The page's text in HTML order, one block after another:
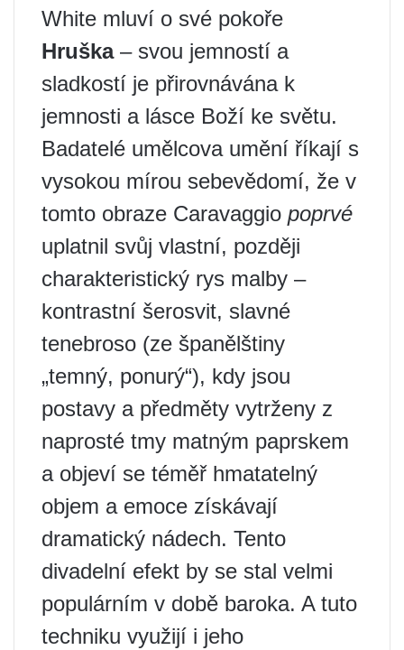
White mluví o své pokoře
Hruška– svou jemností a
sladkostí je přirovnávána k
jemnosti a lásce Boží ke světu.
Badatelé umělcova umění říkají s
vysokou mírou sebevědomí, že v
tomto obraze Caravaggio poprvé
uplatnil svůj vlastní, později
charakteristický rys malby –
kontrastní šerosvit, slavné
tenebroso (ze španělštiny
„temný, ponurý“), kdy jsou
postavy a předměty vytrženy z
naprosté tmy matným paprskem
a objeví se téměř hmatatelný
objem a emoce získávají
dramatický nádech. Tento
divadelní efekt by se stal velmi
populárním v době baroka. A tuto
techniku ​​využijí i jeho